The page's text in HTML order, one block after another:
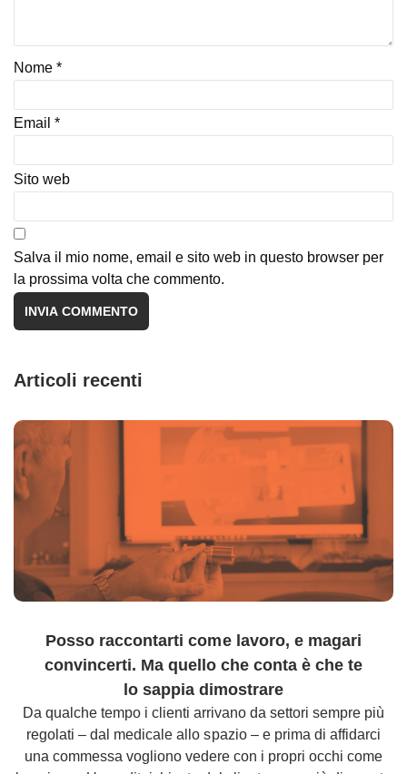
Nome *
Email *
Sito web
Salva il mio nome, email e sito web in questo browser per
la prossima volta che commento.
Articoli recenti
Posso raccontarti come lavoro, e magari
convincerti. Ma quello che conta è che te
lo sappia dimostrare
Da qualche tempo i clienti arrivano da settori sempre più
regolati – dal medicale allo spazio – e prima di affidarci
una commessa vogliono vedere con i propri occhi come